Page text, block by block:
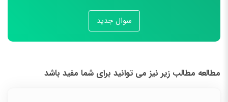
سوال جدید
مطالعه مطالب زیر نیز می توانید برای شما مفید باشد